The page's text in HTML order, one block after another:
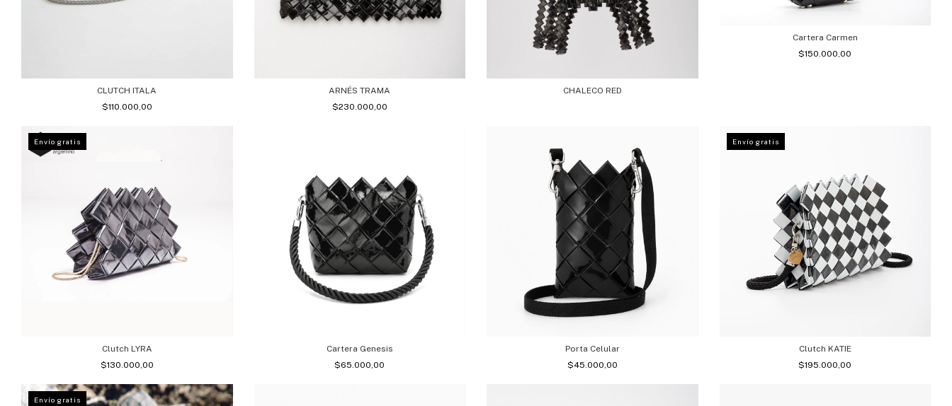
CLUTCH ITALA
$110.000,00
ARNÉS TRAMA
$230.000,00
CHALECO RED
Cartera Carmen
$150.000,00
Envío gratis
Clutch LYRA
$130.000,00
Cartera Genesis
$65.000,00
Porta Celular
$45.000,00
Envío gratis
Clutch KATIE
$195.000,00
Envío gratis